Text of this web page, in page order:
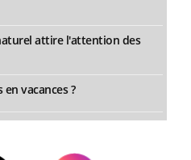
attire l'attention des
vacances ?